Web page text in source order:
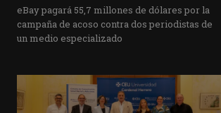
eBay pagará 55,7 millones de dólares por la
campaña de acoso contra dos periodistas de
un medio especializado